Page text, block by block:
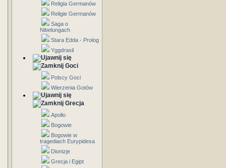
Religia Germanów
Religie Germanów
Saga o
Nibelungach
Stara Edda - Prolog
Yggdrasil
Goci
Polscy Goci
Wierzenia Gotów
Grecja
Apollo
Bogowie
Bogowie w
tragediach Eurypidesa
Dionizje
Grecja i Egipt